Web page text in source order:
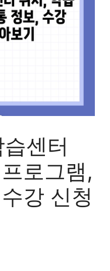
센터
로그램,
강 신청